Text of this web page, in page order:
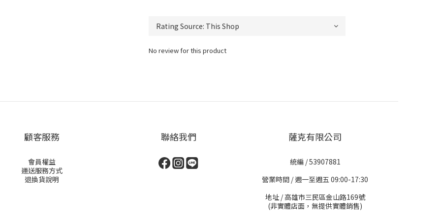
No review for this product
顧客服務
會員權益
運送服務方式
退換貨說明
聯絡我們 薩克有限公司
統編 / 53907881
營業時間 / 週一至週五 09:00-17:30
地址 / 高雄市三民區金山路169號
(非實體店面，無提供實體銷售)